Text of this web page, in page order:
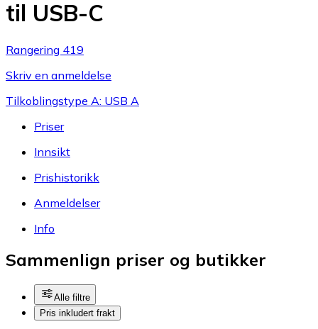
til USB-C
Rangering 419
Skriv en anmeldelse
Tilkoblingstype A: USB A
Priser
Innsikt
Prishistorikk
Anmeldelser
Info
Sammenlign priser og butikker
Alle filtre
Pris inkludert frakt